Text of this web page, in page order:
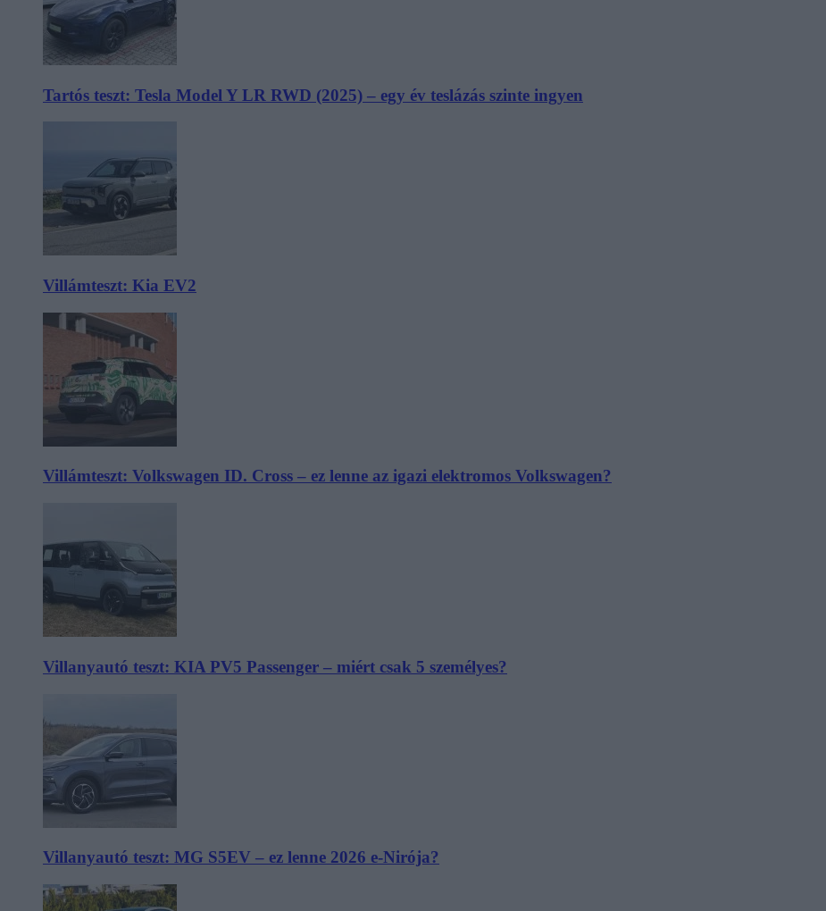
Tartós teszt: Tesla Model Y LR RWD (2025) – egy év teslázás szinte ingyen
Villámteszt: Kia EV2
Villámteszt: Volkswagen ID. Cross – ez lenne az igazi elektromos Volkswagen?
Villanyautó teszt: KIA PV5 Passenger – miért csak 5 személyes?
Villanyautó teszt: MG S5EV – ez lenne 2026 e-Nirója?